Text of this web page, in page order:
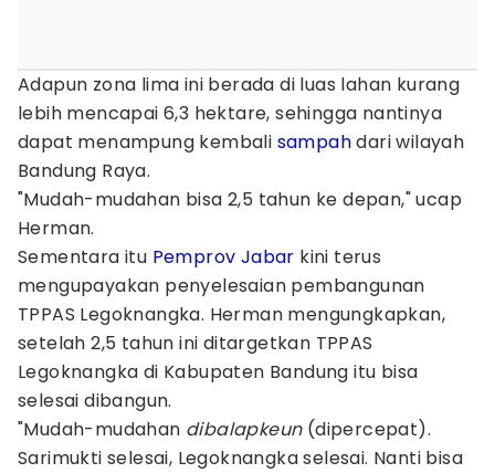
Adapun zona lima ini berada di luas lahan kurang
lebih mencapai 6,3 hektare, sehingga nantinya
dapat menampung kembali sampahdari wilayah
Bandung Raya.
"Mudah-mudahan bisa 2,5 tahun ke depan," ucap
Herman.
Sementara itu Pemprov Jabar kini terus
mengupayakan penyelesaian pembangunan
TPPAS Legoknangka. Herman mengungkapkan,
setelah 2,5 tahun ini ditargetkan TPPAS
Legoknangka di Kabupaten Bandung itu bisa
selesai dibangun.
"Mudah-mudahan dibalapkeun(dipercepat).
Sarimukti selesai, Legoknangka selesai. Nanti bisa